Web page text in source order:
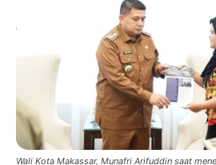
Wali Kota Makassar, Munafri Arifuddin saat